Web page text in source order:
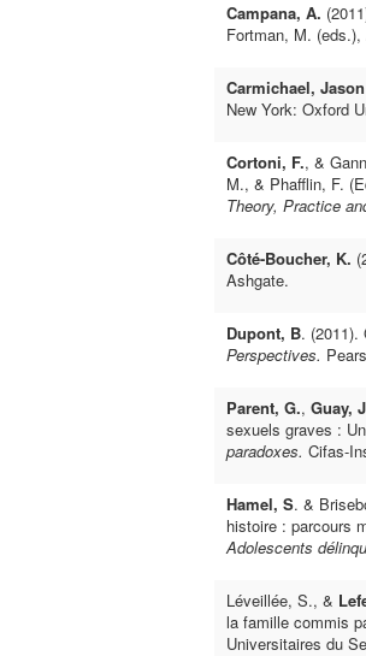
Campana, A.
Fortman, M. (eds.),
Carmichael,
New York: Oxford
Cortoni, F., &
M., & Phafflin, F.
Theory, Practice
Côté-Boucher, K.
Ashgate.
Dupont, B. (2011).
Perspectives.
Parent, G., Guay,
sexuels graves :
paradoxes. Cifas-
Hamel, S. &
histoire : parcours
Adolescents
Léveillée, S., &
la famille commis
Universitaires du